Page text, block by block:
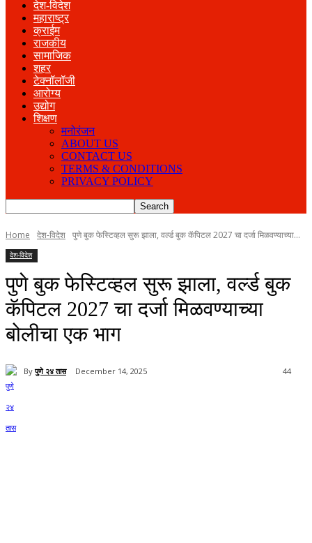
देश-विदेश
महाराष्ट्र
क्राईम
राजकीय
सामाजिक
शहर
टेक्नॉलॉजी
आरोग्य
उद्योग
शिक्षण
मनोरंजन
ABOUT US
CONTACT US
TERMS & CONDITIONS
PRIVACY POLICY
Home देश-विदेश पुणे बुक फेस्टिव्हल सुरू झाला, वर्ल्ड बुक कॅपिटल 2027 चा दर्जा मिळवण्याच्या...
देश-विदेश
पुणे बुक फेस्टिव्हल सुरू झाला, वर्ल्ड बुक
कॅपिटल 2027 चा दर्जा मिळवण्याच्या
बोलीचा एक भाग
By पुणे २४ तास December 14, 2025 44